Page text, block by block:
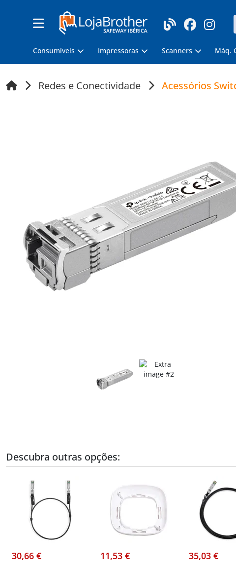
Consumíveis Impressoras Scanners Máq.
Redes e Conectividade Acessórios
Descubra outras opções:
30,66 € 11,53 € 35,03 €